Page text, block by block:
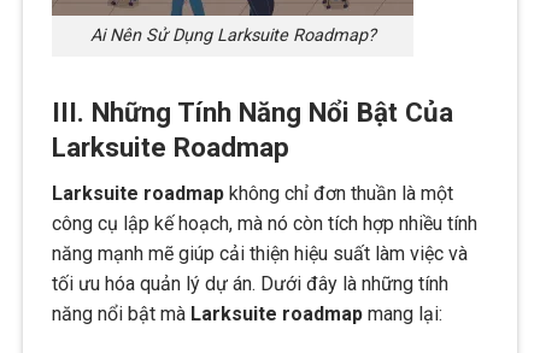
Ai Nên Sử Dụng Larksuite Roadmap?
III. Những Tính Năng Nổi Bật Của
Larksuite Roadmap
Larksuite roadmap không chỉ đơn thuần là một
công cụ lập kế hoạch, mà nó còn tích hợp nhiều tính
năng mạnh mẽ giúp cải thiện hiệu suất làm việc và
tối ưu hóa quản lý dự án. Dưới đây là những tính
năng nổi bật mà Larksuite roadmap mang lại: